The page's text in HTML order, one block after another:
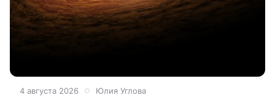
4 августа 2026 Юлия Углова